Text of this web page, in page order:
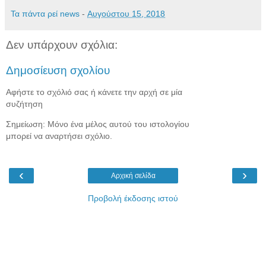
Τα πάντα ρεί news - Αυγούστου 15, 2018
Δεν υπάρχουν σχόλια:
Δημοσίευση σχολίου
Αφήστε το σχόλιό σας ή κάνετε την αρχή σε μία
συζήτηση
Σημείωση: Μόνο ένα μέλος αυτού του ιστολογίου
μπορεί να αναρτήσει σχόλιο.
‹ ›
Αρχική σελίδα
Προβολή έκδοσης ιστού